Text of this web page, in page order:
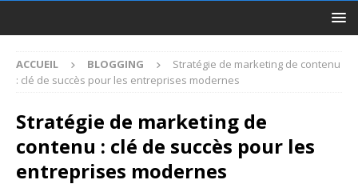
ACCUEIL BLOGGING
Stratégie de marketing de contenu
: clé de succès pour les entreprises modernes
Stratégie de marketing de
contenu : clé de succès pour les
entreprises modernes